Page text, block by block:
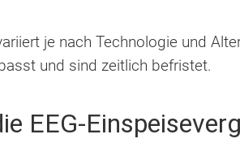
je nach Technologie und
und sind zeitlich befristet.
EEG-